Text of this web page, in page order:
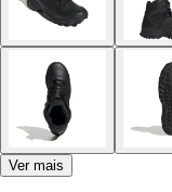
Ver mais